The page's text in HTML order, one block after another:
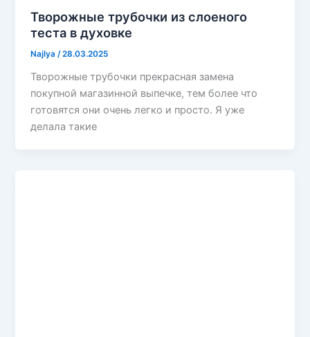
Творожные трубочки из слоеного
теста в духовке
Najlya /28.03.2025
Творожные трубочки прекрасная замена
покупной магазинной выпечке, тем более что
готовятся они очень легко и просто. Я уже
делала такие